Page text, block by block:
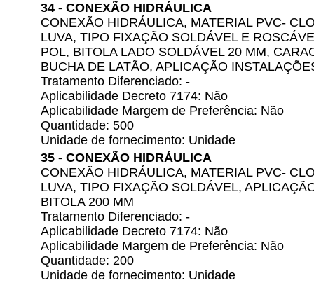
34 - CONEXÃO HIDRÁULICA
CONEXÃO HIDRÁULICA, MATERIAL PVC-
LUVA, TIPO FIXAÇÃO SOLDÁVEL E
POL, BITOLA LADO SOLDÁVEL 20 MM,
BUCHA DE LATÃO, APLICAÇÃO
Tratamento Diferenciado: -
Aplicabilidade Decreto 7174: Não
Aplicabilidade Margem de Preferência: Não
Quantidade: 500
Unidade de fornecimento: Unidade
35 - CONEXÃO HIDRÁULICA
CONEXÃO HIDRÁULICA, MATERIAL PVC-
LUVA, TIPO FIXAÇÃO SOLDÁVEL,
BITOLA 200 MM
Tratamento Diferenciado: -
Aplicabilidade Decreto 7174: Não
Aplicabilidade Margem de Preferência: Não
Quantidade: 200
Unidade de fornecimento: Unidade